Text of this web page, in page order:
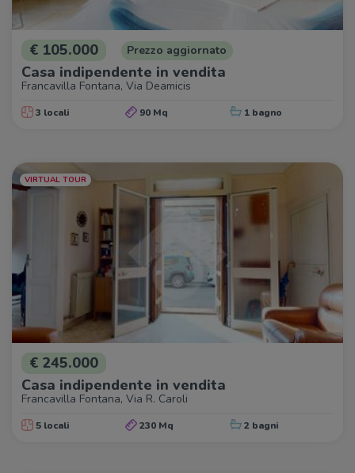
€ 105.000 Prezzo aggiornato
Casa indipendente in vendita
Francavilla Fontana, Via Deamicis
3 locali 90 Mq 1 bagno
VIRTUAL TOUR
€ 245.000
Casa indipendente in vendita
Francavilla Fontana, Via R. Caroli
5 locali 230 Mq 2 bagni